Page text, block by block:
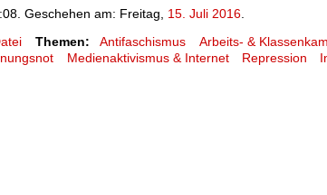
Geschehen am: Freitag, 15. Juli 2016
Themen: Antifaschismus Arbeits- &
Medienaktivismus & Internet Repression